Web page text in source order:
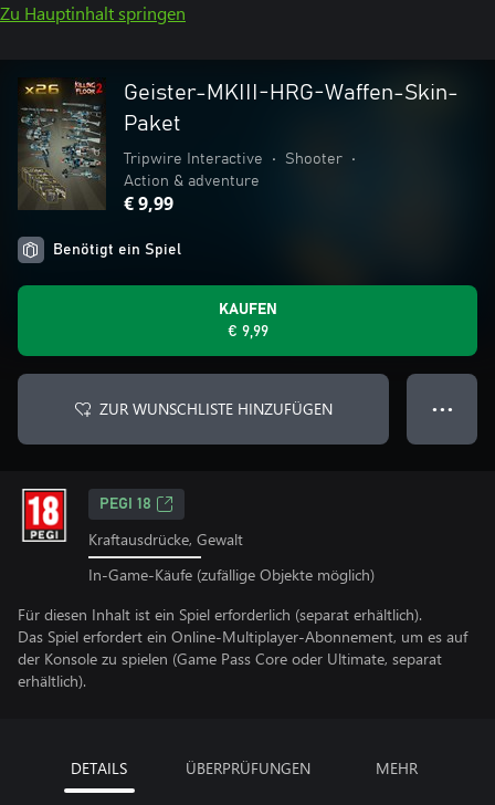
Zu Hauptinhalt springen
Geister-MKIII-HRG-Waffen-Skin-
Paket
Tripwire Interactive • Shooter
•
Action & adventure
€ 9,99
Benötigt ein Spiel
KAUFEN
€ 9,99
ZUR WUNSCHLISTE HINZUFÜGEN ● ● ●
PEGI 18
Kraftausdrücke, Gewalt
In-Game-Käufe (zufällige Objekte möglich)
Für diesen Inhalt ist ein Spiel erforderlich (separat erhältlich).
Das Spiel erfordert ein Online-Multiplayer-Abonnement, um es auf
der Konsole zu spielen (Game Pass Core oder Ultimate, separat
erhältlich).
DETAILS ÜBERPRÜFUNGEN MEHR